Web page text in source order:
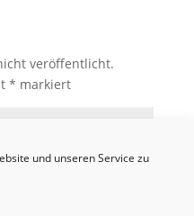
und unseren Service zu
veröffentlicht.
* markiert